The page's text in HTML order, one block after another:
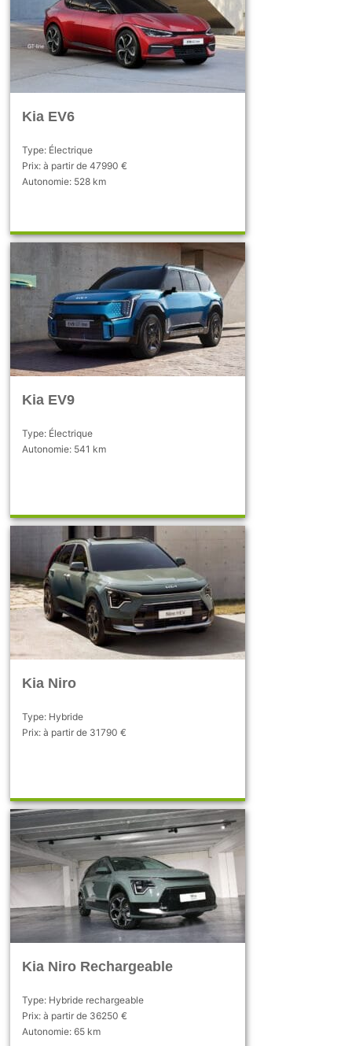
Kia EV6
Type: Électrique
Prix: à partir de 47990 €
Autonomie: 528 km
Kia EV9
Type: Électrique
Autonomie: 541 km
Kia Niro
Type: Hybride
Prix: à partir de 31790 €
Kia Niro Rechargeable
Type: Hybride rechargeable
Prix: à partir de 36250 €
Autonomie: 65 km